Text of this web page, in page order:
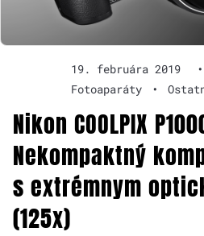
19. februára 2019 •
Fotoaparáty
•
Nikon COOLPIX
Nekompaktný
s extrémnym
(125x)